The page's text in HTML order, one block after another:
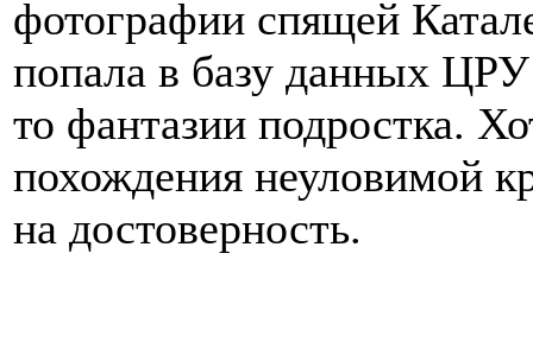
фотографии спящей
попала в базу данных
то фантазии подростка.
похождения неуловимой
на достоверность.